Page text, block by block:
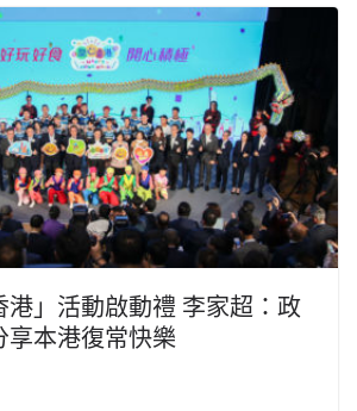
港」活動啟動禮 李家超：政
享本港復常快樂